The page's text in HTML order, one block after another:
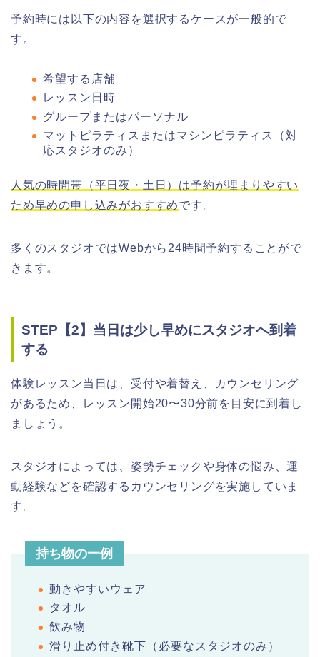
予約時には以下の内容を選択するケースが一般的で
す。
希望する店舗
レッスン日時
グループまたはパーソナル
マットピラティスまたはマシンピラティス（対
応スタジオのみ）
人気の時間帯（平日夜・土日）は予約が埋まりやすい
ため早めの申し込みがおすすめです。
多くのスタジオではWebから24時間予約することがで
きます。
STEP【2】当日は少し早めにスタジオへ到着
する
体験レッスン当日は、受付や着替え、カウンセリング
があるため、レッスン開始20〜30分前を目安に到着し
ましょう。
スタジオによっては、姿勢チェックや身体の悩み、運
動経験などを確認するカウンセリングを実施していま
す。
持ち物の一例
動きやすいウェア
タオル
飲み物
滑り止め付き靴下（必要なスタジオのみ）